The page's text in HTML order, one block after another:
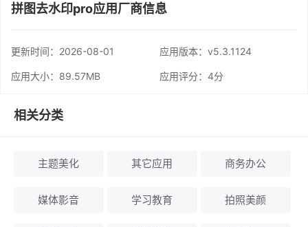
拼图去水印pro应用厂商信息
更新时间： 2026-08-01 应用版本：v5.3.1124
应用大小：89.57MB 应用评分： 4分
相关分类
主题美化 其它应用 商务办公
媒体影音 学习教育 拍照美颜